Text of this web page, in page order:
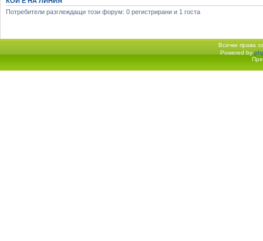
Потребители разглеждащи този форум: 0 регистрирани и 1 госта
Всички права
Начало форум Powered by